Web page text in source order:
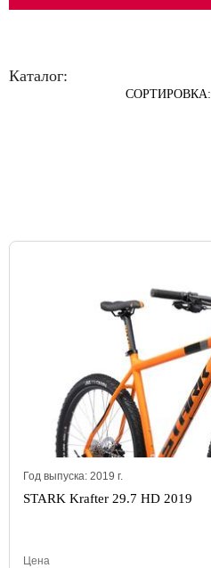
Каталог:
СОРТИРОВКА:
Год выпуска: 2019 г.
STARK Krafter 29.7 HD 2019
Цена